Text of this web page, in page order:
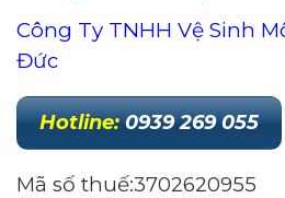
Công Ty TNHH Vệ Sinh
Đức
Hotline: 0939 269 055
Mã số thuế:3702620955